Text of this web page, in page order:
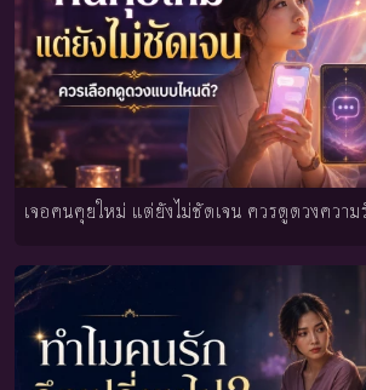
เจอคนคุยใหม่ แต่ยังไม่ชัดเจน ควรดูดวงควา